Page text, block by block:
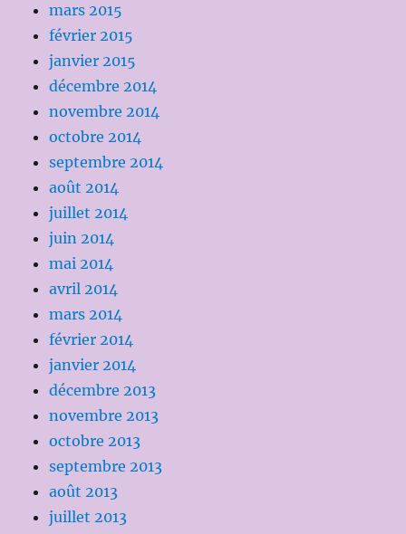
mars 2015
février 2015
janvier 2015
décembre 2014
novembre 2014
octobre 2014
septembre 2014
août 2014
juillet 2014
juin 2014
mai 2014
avril 2014
mars 2014
février 2014
janvier 2014
décembre 2013
novembre 2013
octobre 2013
septembre 2013
août 2013
juillet 2013